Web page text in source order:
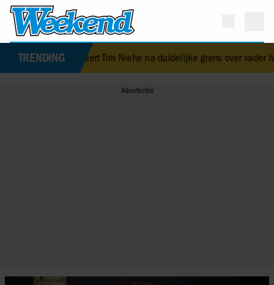
TRENDINGTim Niehe na duidelijke grens over vader Ivo: ‘Een